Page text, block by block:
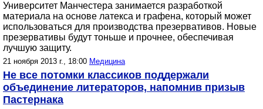
Университет Манчестера занимается разработкой
материала на основе латекса и графена, который может
использоваться для производства презервативов. Новые
презервативы будут тоньше и прочнее, обеспечивая
лучшую защиту.
21 ноября 2013 г., 18:00 Медицина
Не все потомки классиков поддержали
объединение литераторов, напомнив призыв
Пастернака